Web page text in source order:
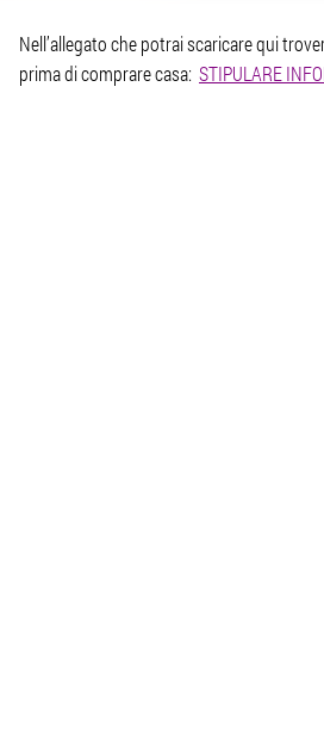
Nell’allegato che potrai scaricare qui
prima di comprare casa: STIPULARE